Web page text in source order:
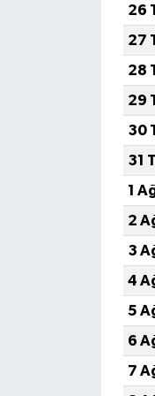
26
27
28
29
30
31
1
2
3
4
5
6
7